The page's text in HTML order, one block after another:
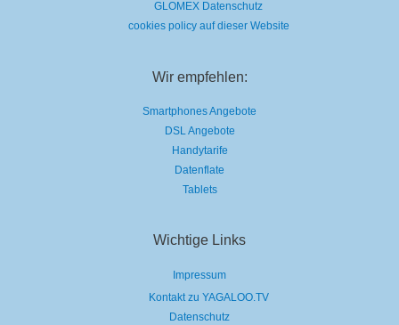
GLOMEX Datenschutz
cookies policy auf dieser Website
Wir empfehlen:
Smartphones Angebote
DSL Angebote
Handytarife
Datenflate
Tablets
Wichtige Links
Impressum
Kontakt zu YAGALOO.TV
Datenschutz